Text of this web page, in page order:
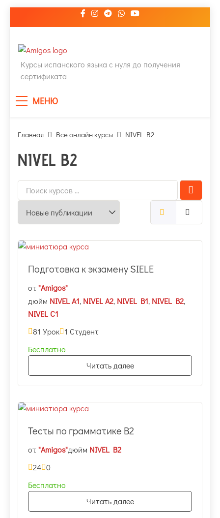
ПОЛНЫЙ КУРС ИСПАНСКОГО
ЯЗЫКА
Курсы испанского языка с нуля до получения
сертификата
МЕНЮ
Главная Все онлайн курсы NIVEL B2
NIVEL B2
Подготовка к экзамену SIELE
от"Amigos"
дюйм NIVEL A1, NIVEL A2, NIVEL B1, NIVEL B2,
NIVEL C1
81 Урок 1 Студент
Бесплатно
Читать далее
Тесты по грамматике В2
от"Amigos"дюйм NIVEL B2
24 0
Бесплатно
Читать далее